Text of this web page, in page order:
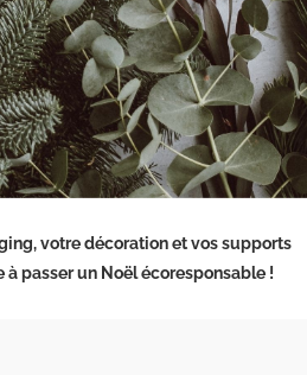
votre décoration et vos supports
passer un Noël écoresponsable !